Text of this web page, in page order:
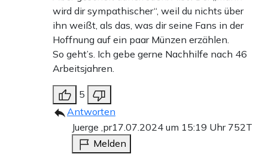
wird dir sympathischer“, weil du nichts über
ihn weißt, als das, was dir seine Fans in der
Hoffnung auf ein paar Münzen erzählen.
So geht’s. Ich gebe gerne Nachhilfe nach 46
Arbeitsjahren.
5
Antworten
Juerge ,pr17.07.2024 um 15:19 Uhr 752T
Melden